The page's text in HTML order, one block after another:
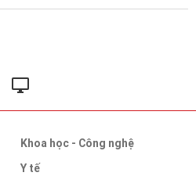
Khoa học - Công nghệ
Y tế